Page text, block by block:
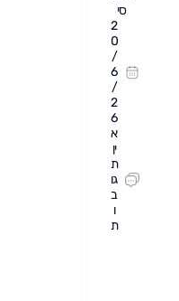
סי
2
0
/
6
/
2
6
א
ין
ת
גו
ב
ו
ת